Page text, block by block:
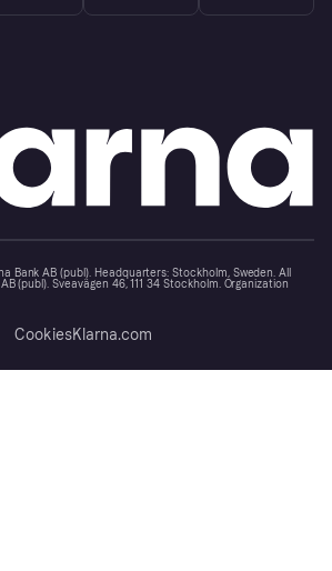
Bank AB (publ). Headquarters: Stockholm, Sweden. All
(publ). Sveavägen 46, 111 34 Stockholm. Organization
CookiesKlarna.com